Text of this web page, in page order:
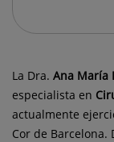
La Dra. Ana María
especialista en
actualmente
Cor de Barcelona.